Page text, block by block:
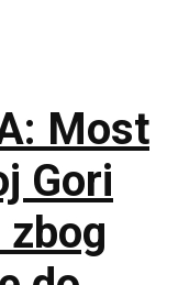
Most
Gori